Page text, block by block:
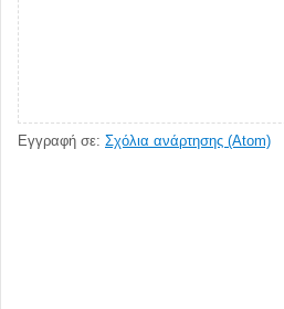
Εγγραφή σε: Σχόλια ανάρτησης (Atom)